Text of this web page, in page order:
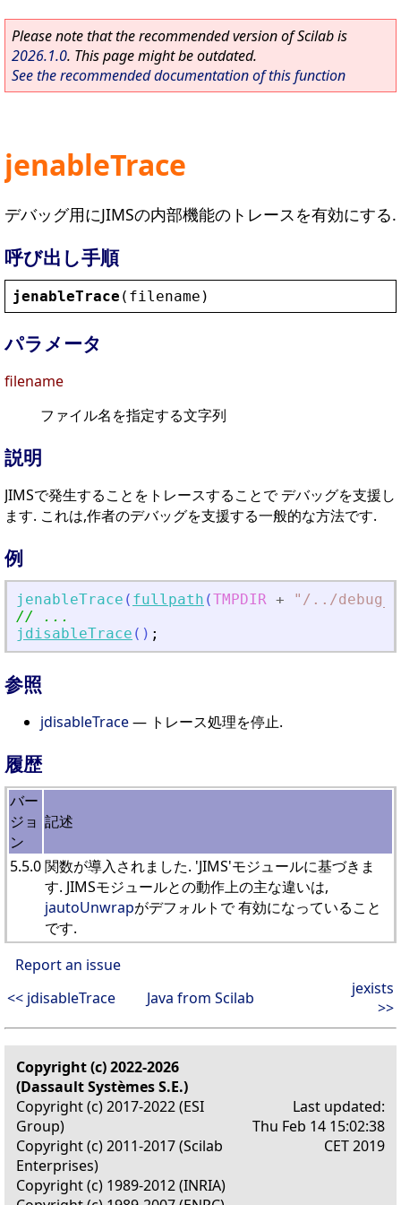
Please note that the recommended version of Scilab is
2026.1.0. This page might be outdated.
See the recommended documentation of this function
jenableTrace
デバッグ用にJIMSの内部機能のトレースを有効にする.
呼び出し手順
jenableTrace ( filename )
パラメータ
filename
ファイル名を指定する文字列
説明
JIMSで発生することをトレースすることで デバッグを支援し
ます. これは,作者のデバッグを支援する一般的な方法です.
例
jenableTrace ( fullpath (TMPDIR + " / . ./
// ...
jdisableTrace ( ) ;
参照
jdisableTrace— トレース処理を停止.
履歴
バー
ジョ
ン
記述
5.5.0関数が導入されました. 'JIMS'モジュールに基づきま
す. JIMSモジュールとの動作上の主な違いは,
jautoUnwrapがデフォルトで 有効になっていること
です.
Report an issue
<< jdisableTrace
Java from Scilab
jexists
>>
Copyright (c) 2022-2026
(Dassault Systèmes S.E.)
Copyright (c) 2017-2022 (ESI
Group)
Copyright (c) 2011-2017 (Scilab
Enterprises)
Copyright (c) 1989-2012 (INRIA)
Last updated:
Thu Feb 14 15:02:38
CET 2019